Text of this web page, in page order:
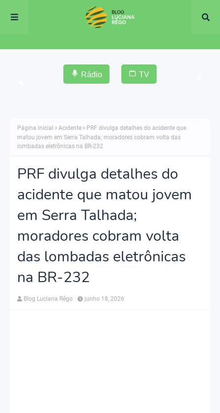
Rádio TV
Página inicial Acidente
PRF divulga detalhes do acidente que
matou jovem em Serra Talhada; moradores cobram volta das
lombadas eletrônicas na BR-232
PRF divulga detalhes do
acidente que matou jovem
em Serra Talhada;
moradores cobram volta
das lombadas eletrônicas
na BR-232
Blog Luciana Rêgo junho 18, 2026